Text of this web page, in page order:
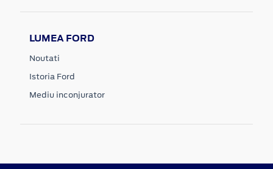
LUMEA FORD
Noutati
Istoria Ford
Mediu inconjurator